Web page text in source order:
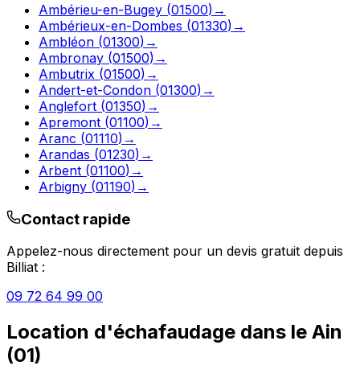
Ambérieu-en-Bugey (01500) →
Ambérieux-en-Dombes (01330) →
Ambléon (01300) →
Ambronay (01500) →
Ambutrix (01500) →
Andert-et-Condon (01300) →
Anglefort (01350) →
Apremont (01100) →
Aranc (01110) →
Arandas (01230) →
Arbent (01100) →
Arbigny (01190) →
Contact rapide
Appelez-nous directement pour un devis gratuit depuis
Billiat :
09 72 64 99 00
Location d'échafaudage dans le Ain
(01)